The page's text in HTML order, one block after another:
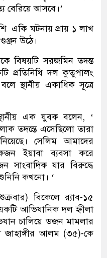
বেরিয়ে আসবে।’
একি ঘটনায় প্রায় ১ লাখ
উঠে।
বিষয়টি সরজমিন তদন্ত
প্রতিনিধি দল কুতুপালং
স্থানীয় একাধিক সূত্রে
এক যুবক বলেন, ‘
তদন্তে এসেছিলো তারা
সেলিম আমাদের
ইয়াবা ব্যবসা করে
সাংবাদিক যার বিরুদ্ধে
কখনো। ‘
বিকেলে র‍্যাব-১৫
আভিযানিক দল হ্নীলা
চালিয়ে ডজন মামলার
আলম (৩৫)-কে